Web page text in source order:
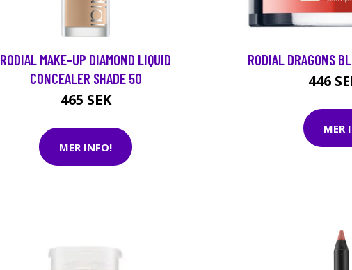
RODIAL MAKE-UP DIAMOND LIQUID
CONCEALER SHADE 50
465 SEK
MER INFO!
RODIAL DRAGONS
446
MER